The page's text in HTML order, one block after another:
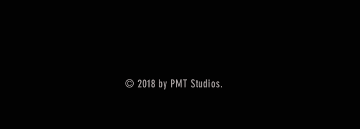
© 2018 by PMT Studios.